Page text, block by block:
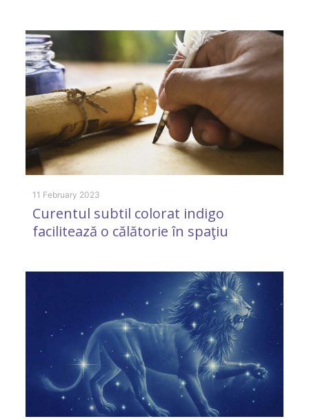
11 February 2023
Curentul subtil colorat indigo
facilitează o călătorie în spaţiu